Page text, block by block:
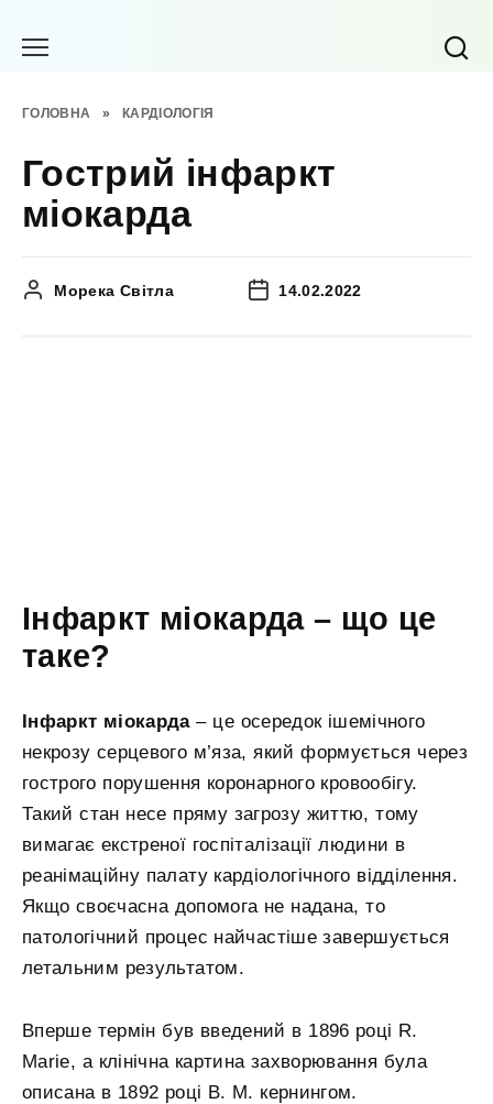
ГОЛОВНА » КАРДІОЛОГІЯ
Гострий інфаркт
міокарда
Морека Світла 14.02.2022
Інфаркт міокарда – що це
таке?
Інфаркт міокарда– це осередок ішемічного
некрозу серцевого м’яза, який формується через
гострого порушення коронарного кровообігу.
Такий стан несе пряму загрозу життю, тому
вимагає екстреної госпіталізації людини в
реанімаційну палату кардіологічного відділення.
Якщо своєчасна допомога не надана, то
патологічний процес найчастіше завершується
летальним результатом.
Вперше термін був введений в 1896 році R.
Marie, а клінічна картина захворювання була
описана в 1892 році В. М. кернингом.